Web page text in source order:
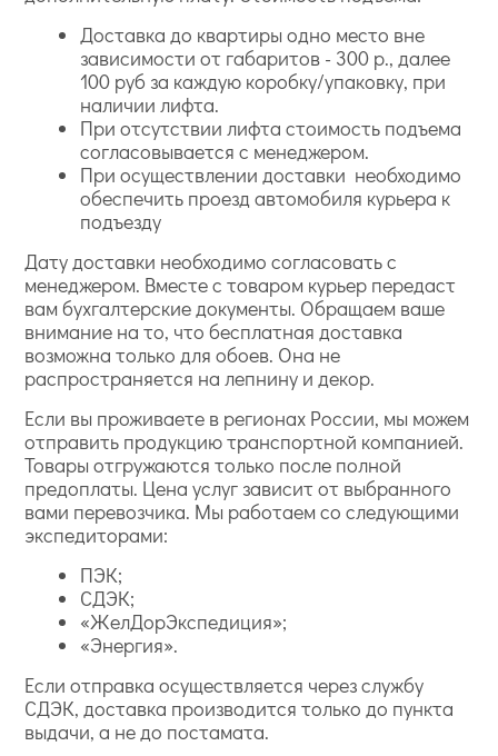
Доставка до квартиры одно место вне
зависимости от габаритов - 300 р., далее
100 руб за каждую коробку/упаковку, при
наличии лифта.
При отсутствии лифта стоимость подъема
согласовывается с менеджером.
При осуществлении доставки необходимо
обеспечить проезд автомобиля курьера к
подъезду
Дату доставки необходимо согласовать с
менеджером. Вместе с товаром курьер передаст
вам бухгалтерские документы. Обращаем ваше
внимание на то, что бесплатная доставка
возможна только для обоев. Она не
распространяется на лепнину и декор.
Если вы проживаете в регионах России, мы можем
отправить продукцию транспортной компанией.
Товары отгружаются только после полной
предоплаты. Цена услуг зависит от выбранного
вами перевозчика. Мы работаем со следующими
экспедиторами:
ПЭК;
СДЭК;
«ЖелДорЭкспедиция»;
«Энергия».
Если отправка осуществляется через службу
СДЭК, доставка производится только до пункта
выдачи, а не до постамата.